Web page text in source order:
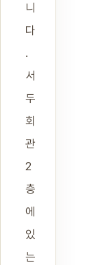
니
다
.
서
두
회
관
2
층
에
있
는